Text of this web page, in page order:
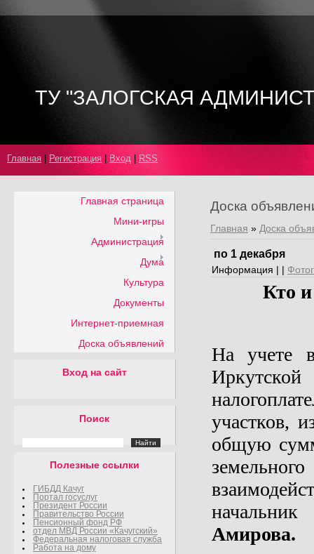
ТУ "ЗАЛОГСКАЯ
Главная Регистрация Вход RSS
Главная страница
Мини-игры
Администрация
Дума
Культура
Документы
Интернет-приемная
Доска объявлений
Вход на сайт
Поиск
Полезные ссылки
ГИБДД Качуг
Портал госуслуг
Президент России
Правительство России
Пенсионный фонд РФ
отдел МВД России «Качугский»
Федеральная налоговая служба
Работа на дому
Доска
Главная » Доска
по 1 декабря
Информация | |
Кто
На учете
участков,
общую
Амирова.